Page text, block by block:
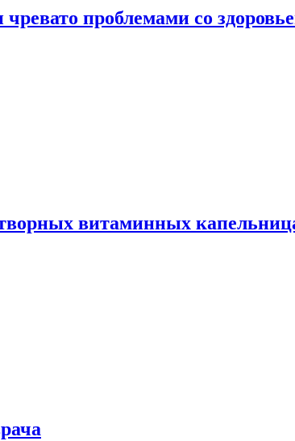
проблемами со
витаминных